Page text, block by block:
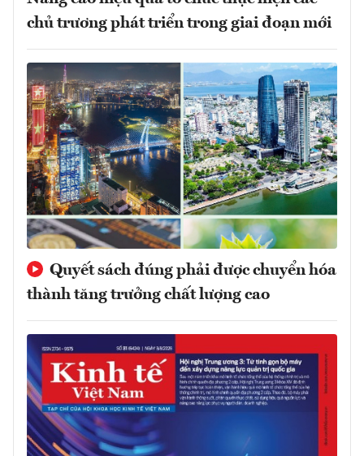
chủ trương phát triển trong giai đoạn mới
Quyết sách đúng phải được chuyển hóa
thành tăng trưởng chất lượng cao